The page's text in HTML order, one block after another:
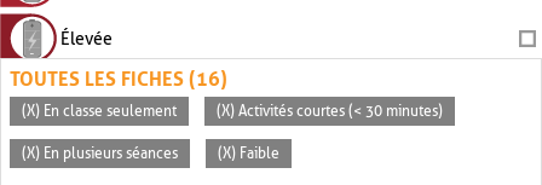
Élevée
TOUTES LES FICHES (16)
(X) En classe seulement (X) Activités courtes (< 30 minutes)
(X) En plusieurs séances (X) Faible